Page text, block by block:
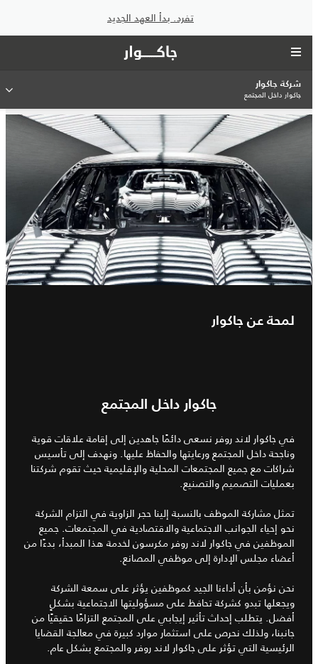
تفرد. بدأ العهد الجديد
شركة جاكوار
جاكوار داخل المجتمع
لمحة عن جاكوار
جاكوار داخل المجتمع
في جاكوار لاند روفر نسعى دائمًا جاهدين إلى إقامة علاقات قوية
وناجحة داخل المجتمع ورعايتها والحفاظ عليها. ونهدف إلى تأسيس
شراكات مع جميع المجتمعات المحلية والإقليمية حيث تقوم شركتنا
بعمليات التصميم والتصنيع.
تمثل مشاركة الموظف بالنسبة إلينا حجر الزاوية في التزام الشركة
نحو إحياء الجوانب الاجتماعية والاقتصادية في المجتمعات. جميع
الموظفين في جاكوار لاند روفر مكرسون لخدمة هذا المبدأ، بدءًا من
أعضاء مجلس الإدارة إلى موظفي المصانع.
نحن نؤمن بأن أداءنا الجيد كموظفين يؤثر على سمعة الشركة
ويجعلها تبدو كشركة تحافظ على مسؤوليتها الاجتماعية بشكلٍ
أفضل. يتطلب إحداث تأثير إيجابي على المجتمع التزامًا حقيقيًا من
جانبنا، ولذلك نحرص على استثمار موارد كبيرة في معالجة القضايا
الرئيسية التي تؤثر على جاكوار لاند روفر والمجتمع بشكل عام.